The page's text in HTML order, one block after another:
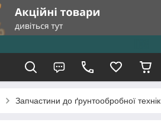
Запчастини до ґрунтообробної